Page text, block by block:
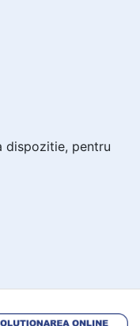
dispozitie, pentru